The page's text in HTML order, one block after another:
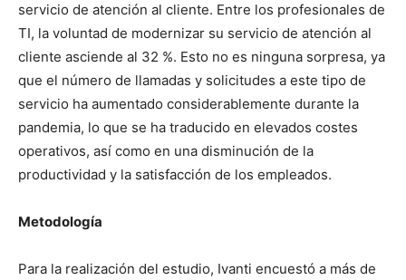
servicio de atención al cliente. Entre los profesionales de
TI, la voluntad de modernizar su servicio de atención al
cliente asciende al 32 %. Esto no es ninguna sorpresa, ya
que el número de llamadas y solicitudes a este tipo de
servicio ha aumentado considerablemente durante la
pandemia, lo que se ha traducido en elevados costes
operativos, así como en una disminución de la
productividad y la satisfacción de los empleados.
Metodología
Para la realización del estudio, Ivanti encuestó a más de